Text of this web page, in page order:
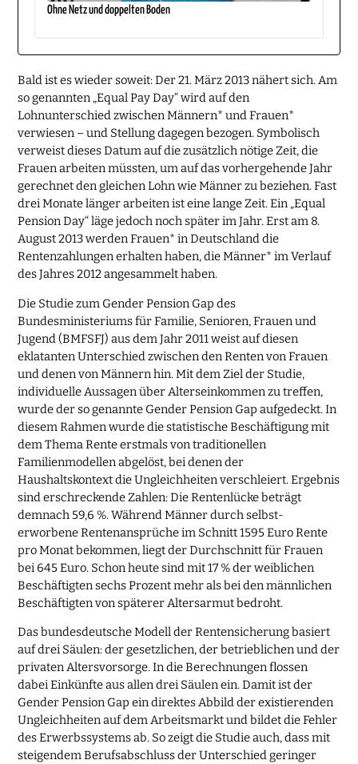
Ohne Netz und doppelten Boden
Bald ist es wieder soweit: Der 21. März 2013 nähert sich. Am
so genannten „Equal Pay Day“ wird auf den
Lohnunterschied zwischen Männern* und Frauen*
verwiesen – und Stellung dagegen bezogen. Symbolisch
verweist dieses Datum auf die zusätzlich nötige Zeit, die
Frauen arbeiten müssten, um auf das vorhergehende Jahr
gerechnet den gleichen Lohn wie Männer zu beziehen. Fast
drei Monate länger arbeiten ist eine lange Zeit. Ein „Equal
Pension Day“ läge jedoch noch später im Jahr. Erst am 8.
August 2013 werden Frauen* in Deutschland die
Rentenzahlungen erhalten haben, die Männer* im Verlauf
des Jahres 2012 angesammelt haben.
Die Studie zum Gender Pension Gap des
Bundesministeriums für Familie, Senioren, Frauen und
Jugend (BMFSFJ) aus dem Jahr 2011 weist auf diesen
eklatanten Unterschied zwischen den Renten von Frauen
und denen von Männern hin. Mit dem Ziel der Studie,
individuelle Aussagen über Alterseinkommen zu treffen,
wurde der so genannte Gender Pension Gap aufgedeckt. In
diesem Rahmen wurde die statistische Beschäftigung mit
dem Thema Rente erstmals von traditionellen
Familienmodellen abgelöst, bei denen der
Haushaltskontext die Ungleichheiten verschleiert. Ergebnis
sind erschreckende Zahlen: Die Rentenlücke beträgt
demnach 59,6 %. Während Männer durch selbst-
erworbene Rentenansprüche im Schnitt 1595 Euro Rente
pro Monat bekommen, liegt der Durchschnitt für Frauen
bei 645 Euro. Schon heute sind mit 17 % der weiblichen
Beschäftigten sechs Prozent mehr als bei den männlichen
Beschäftigten von späterer Altersarmut bedroht.
Das bundesdeutsche Modell der Rentensicherung basiert
auf drei Säulen: der gesetzlichen, der betrieblichen und der
privaten Altersvorsorge. In die Berechnungen flossen
dabei Einkünfte aus allen drei Säulen ein. Damit ist der
Gender Pension Gap ein direktes Abbild der existierenden
Ungleichheiten auf dem Arbeitsmarkt und bildet die Fehler
des Erwerbssystems ab. So zeigt die Studie auch, dass mit
steigendem Berufsabschluss der Unterschied geringer